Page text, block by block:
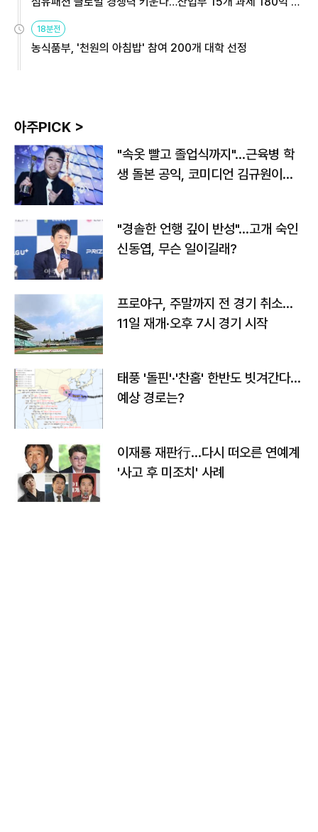
원
18분전
농식품부, '천원의 아침밥' 참여 200개 대학 선정
아주PICK >
"속옷 빨고 졸업식까지"…근육병 학
생 돌본 공익, 코미디언 김규원이었
"경솔한 언행 깊이 반성"…고개 숙인
신동엽, 무슨 일이길래?
프로야구, 주말까지 전 경기 취소…
11일 재개·오후 7시 경기 시작
태풍 '돌핀'·'찬홈' 한반도 빗겨간다…
예상 경로는?
이재룡 재판行…다시 떠오른 연예계
'사고 후 미조치' 사례